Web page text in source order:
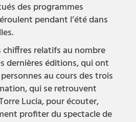
des programmes
pendant l’été dans
relatifs au nombre
dernières éditions, qui ont
au cours des trois
qui se retrouvent
Lucia, pour écouter,
profiter du spectacle de